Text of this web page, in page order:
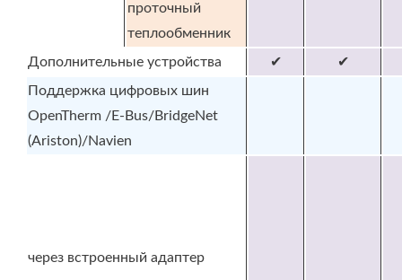
проточный
теплообменник
Дополнительные устройства
✔
✔
Поддержка цифровых шин
OpenTherm /E-Bus/BridgeNet
(Ariston)/Navien
через встроенный адаптер